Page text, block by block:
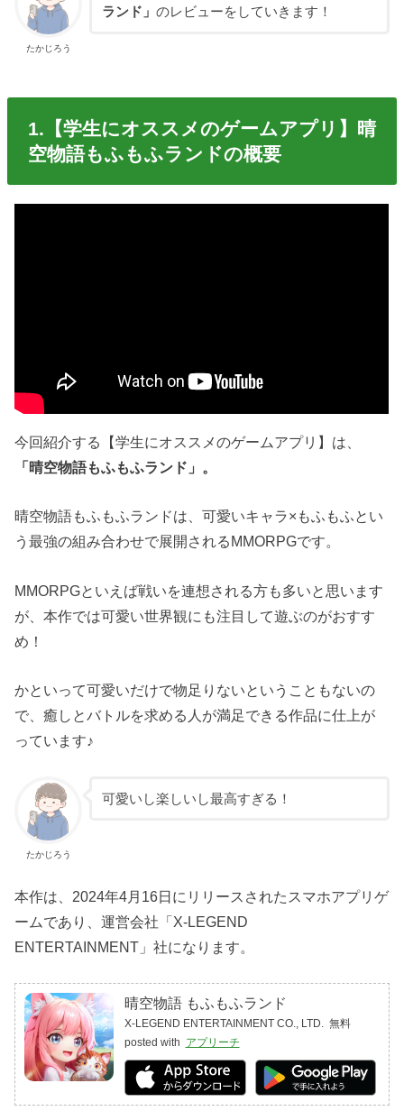
たかじろう
ランド」 のレビューをしていきます！
1.【学生にオススメのゲームアプリ】晴
空物語もふもふランドの概要
今回紹介する【学生にオススメのゲームアプリ】は、
「晴空物語もふもふランド」。
晴空物語もふもふランドは、可愛いキャラ×もふもふとい
う最強の組み合わせで展開されるMMORPGです。
MMORPGといえば戦いを連想される方も多いと思います
が、本作では可愛い世界観にも注目して遊ぶのがおすす
め！
かといって可愛いだけで物足りないということもないの
で、癒しとバトルを求める人が満足できる作品に仕上が
っています♪
たかじろう
可愛いし楽しいし最高すぎる！
本作は、2024年4月16日にリリースされたスマホアプリゲ
ームであり、運営会社「X-LEGEND
ENTERTAINMENT」社になります。
晴空物語 もふもふランド
X-LEGEND ENTERTAINMENT CO., LTD. 無料
posted with アプリーチ